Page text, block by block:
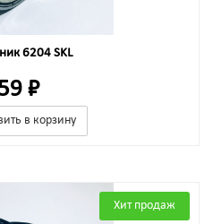
6204 SKL
₽
в корзину
Хит продаж